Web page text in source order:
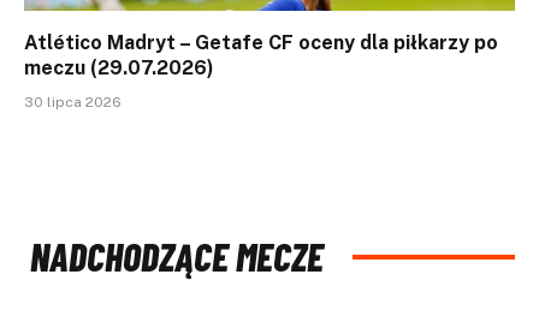
Atlético Madryt – Getafe CF oceny dla piłkarzy po
meczu (29.07.2026)
30 lipca 2026
NADCHODZĄCE MECZE